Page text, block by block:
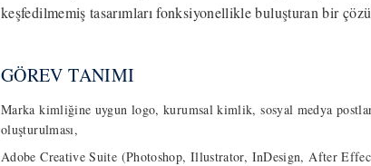
keşfedilmemiş tasarımları fonksiyonellikle buluşturan bir
GÖREV TANIMI
Marka kimliğine uygun logo, kurumsal kimlik, sosyal medya
oluşturulması,
Adobe Creative Suite (Photoshop, Illustrator, InDesign, After